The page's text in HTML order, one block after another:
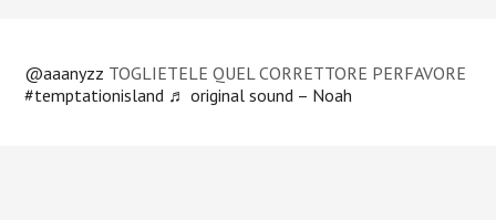
@aaanyzz TOGLIETELE QUEL CORRETTORE PERFAVORE
#temptationisland ♬ original sound – Noah